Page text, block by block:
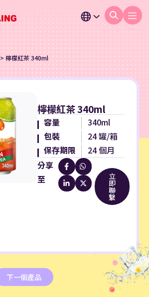
>檸檬紅茶 340ml
檸檬紅茶 340ml
容量
340ml
包裝
24 罐/箱
保存期限
24 個月
分享
至
立
即
聯
繫
下一個產品